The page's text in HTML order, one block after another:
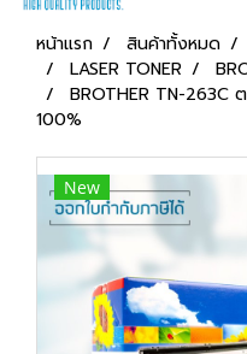
หน้าแรก สินค้าทั้งหมด
LASER TONER
BROTHER TN-
100%
New